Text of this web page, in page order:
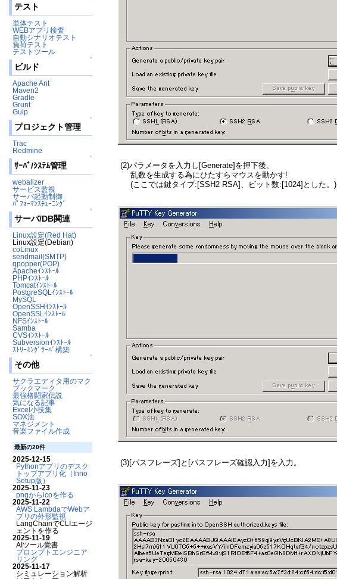
テスト
単体テスト
WEBアプリ検査
自動シナリオテスト
負荷テスト
テストツール
↑
ビルド
Apache Ant
Maven2
Gradle
Grunt
Gulp
↑
プロジェクト管理
Trac
Redmine
↑
ｻｰﾊﾞ/ｼｽﾃﾑ管理
webalizer
サービス監視
サーバ起動制御
ﾊﾟﾌｫｰﾏﾝｽﾁｭｰﾆﾝｸﾞ
↑
サーバ/DB関連
Linux設定(Red Hat)
Linux設定(Debian)
coLinux
sendmail(SMTP)
qpopper(POP)
Apacheｲﾝｽﾄｰﾙ
PHPｲﾝｽﾄｰﾙ
Tomcatｲﾝｽﾄｰﾙ
PostgreSQLｲﾝｽﾄｰﾙ
MySQL
OpenSSHｲﾝｽﾄｰﾙ
OpenSSLｲﾝｽﾄｰﾙ
NFSｲﾝｽﾄｰﾙ
Samba
CVSｲﾝｽﾄｰﾙ
Subversionｲﾝｽﾄｰﾙ
ｽﾄﾘｰﾐﾝｸﾞｻｰﾊﾞ構築
↑
その他
サクラエディタ用のマクロ
ブックマーク
最強格闘家伝説
気になる記事
Excel小技集
SOX法
マネジメント
音楽ファイル作成
最新の20件
2025-12-15
Pythonアプリのデスク
トップアプリ化（Inno
Setup版）
2025-11-23
pngからicoを作る
2025-11-22
AWS LambdaでWebア
プリの外形監視
LangChainでCLIエージ
ェントを作る
2025-11-19
AIツール覚書
プロンプトエンジニア
リング
2025-11-17
シミュレーション解析
(2)パラメータを入力し[Generate]を押下後、
乱数を生成する為にひたすらマウスを動かす!
(ここでは鍵タイプ:[SSH2 RSA]、ビット数:[1024]とした。)
(3)[パスフレーズ]と[パスフレーズ確認入力]を入力。